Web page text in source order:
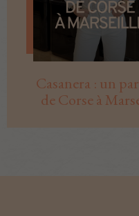
Casanera : un
de Corse à